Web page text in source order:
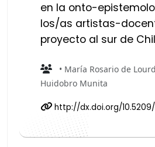
en la onto-
los/as artistas-
proyecto al sur de
• María Rosario de
Huidobro Munita
http://dx.doi.org/10.5209/